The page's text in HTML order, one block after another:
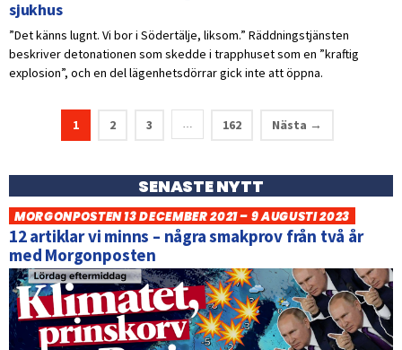
sjukhus
”Det känns lugnt. Vi bor i Södertälje, liksom.” Räddningstjänsten
beskriver detonationen som skedde i trapphuset som en ”kraftig
explosion”, och en del lägenhetsdörrar gick inte att öppna.
1 2 3 … 162 Nästa →
SENASTE NYTT
MORGONPOSTEN 13 DECEMBER 2021 – 9 AUGUSTI 2023
12 artiklar vi minns – några smakprov från två år
med Morgonposten